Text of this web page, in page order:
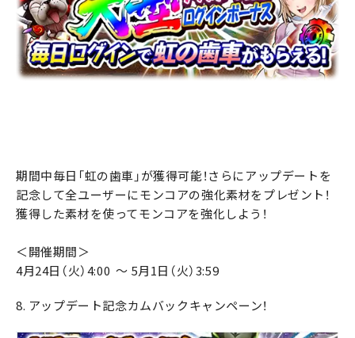
期間中毎日「虹の歯車」が獲得可能！さらにアップデートを
記念して全ユーザーにモンコアの強化素材をプレゼント！
獲得した素材を使ってモンコアを強化しよう！
＜開催期間＞
4月24日（火）4:00 ～ 5月1日（火）3:59
8. アップデート記念カムバックキャンペーン！